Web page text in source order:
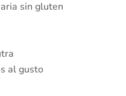
sin gluten
al gusto